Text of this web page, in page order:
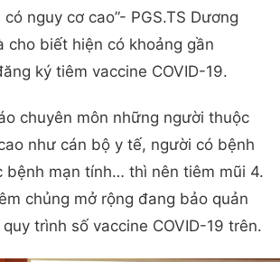
nguy cơ cao”- PGS.TS Dương
cho biết hiện có khoảng gần
ký tiêm vaccine COVID-19.
chuyên môn những người thuộc
như cán bộ y tế, người có bệnh
bệnh mạn tính… thì nên tiêm mũi 4.
chủng mở rộng đang bảo quản
trình số vaccine COVID-19 trên.